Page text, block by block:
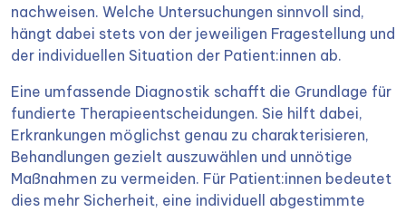
nachweisen. Welche Untersuchungen sinnvoll sind,
hängt dabei stets von der jeweiligen Fragestellung und
der individuellen Situation der Patient:innen ab.
Eine umfassende Diagnostik schafft die Grundlage für
fundierte Therapieentscheidungen. Sie hilft dabei,
Erkrankungen möglichst genau zu charakterisieren,
Behandlungen gezielt auszuwählen und unnötige
Maßnahmen zu vermeiden. Für Patient:innen bedeutet
dies mehr Sicherheit, eine individuell abgestimmte